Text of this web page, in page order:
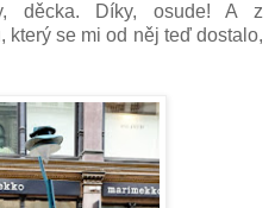
děcka. Díky, osude! A z
který se mi od něj teď dostalo,